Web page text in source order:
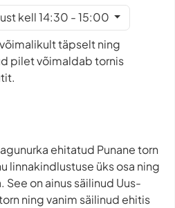
kell 14:30 - 15:00
täpselt ning
pilet võimaldab tornis
ehitatud Punane torn
linnakindlustuse üks osa ning
See on ainus säilinud Uus-
ning vanim säilinud ehitis